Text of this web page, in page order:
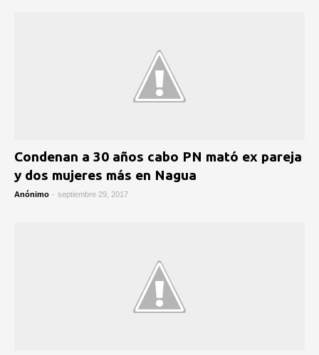
Condenan a 30 años cabo PN mató ex pareja
y dos mujeres más en Nagua
Anónimo - septiembre 29, 2017